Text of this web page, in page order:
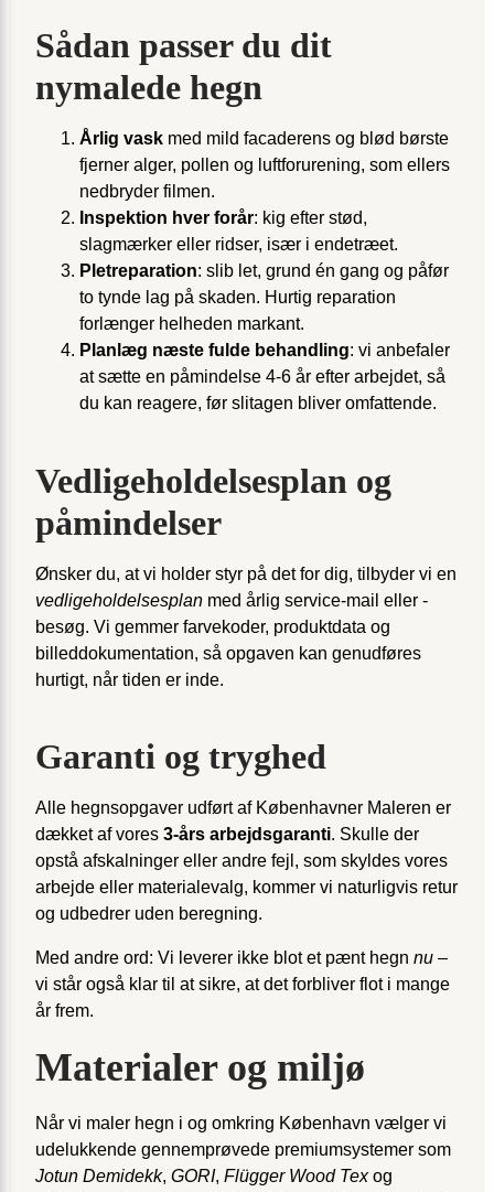
Sådan passer du dit
nymalede hegn
Årlig vask med mild facaderens og blød børste
fjerner alger, pollen og luftforurening, som ellers
nedbryder filmen.
Inspektion hver forår: kig efter stød,
slagmærker eller ridser, især i endetræet.
Pletreparation: slib let, grund én gang og påfør
to tynde lag på skaden. Hurtig reparation
forlænger helheden markant.
Planlæg næste fulde behandling: vi anbefaler
at sætte en påmindelse 4-6 år efter arbejdet, så
du kan reagere, før slitagen bliver omfattende.
Vedligeholdelsesplan og
påmindelser
Ønsker du, at vi holder styr på det for dig, tilbyder vi en
vedligeholdelsesplan med årlig service-mail eller -
besøg. Vi gemmer farvekoder, produktdata og
billeddokumentation, så opgaven kan genudføres
hurtigt, når tiden er inde.
Garanti og tryghed
Alle hegnsopgaver udført af Københavner Maleren er
dækket af vores 3-års arbejdsgaranti. Skulle der
opstå afskalninger eller andre fejl, som skyldes vores
arbejde eller materialevalg, kommer vi naturligvis retur
og udbedrer uden beregning.
Med andre ord: Vi leverer ikke blot et pænt hegn nu –
vi står også klar til at sikre, at det forbliver flot i mange
år frem.
Materialer og miljø
Når vi maler hegn i og omkring København vælger vi
udelukkende gennemprøvede premium­systemer som
Jotun Demidekk, GORI, Flügger Wood Texog